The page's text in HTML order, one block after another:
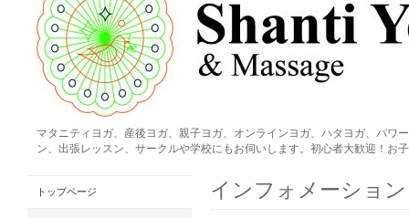
マタニティヨガ、産後ヨガ、親子ヨガ、オンラインヨガ、ハタヨガ、パ
ン、出張レッスン、サークルや学校にもお伺いします。初心者大歓迎！お
インフォメーション
トップページ